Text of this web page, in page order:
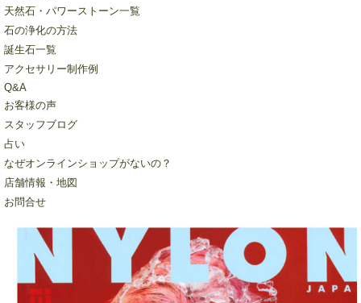
天然石・パワーストーン一覧
石の浄化の方法
誕生石一覧
アクセサリー制作例
Q&A
お客様の声
スタッフブログ
占い
なぜオンラインショップがないの？
店舗情報・地図
お問合せ